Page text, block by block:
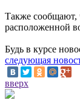
Также сообщают,
расположенной
Будь в курсе
следующая
вверх